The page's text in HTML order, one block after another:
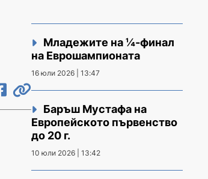
Младежите на ¼-финал
на Еврошампионата
16 юли 2026 | 13:47
Баръш Мустафа на
Европейското първенство
до 20 г.
10 юли 2026 | 13:42